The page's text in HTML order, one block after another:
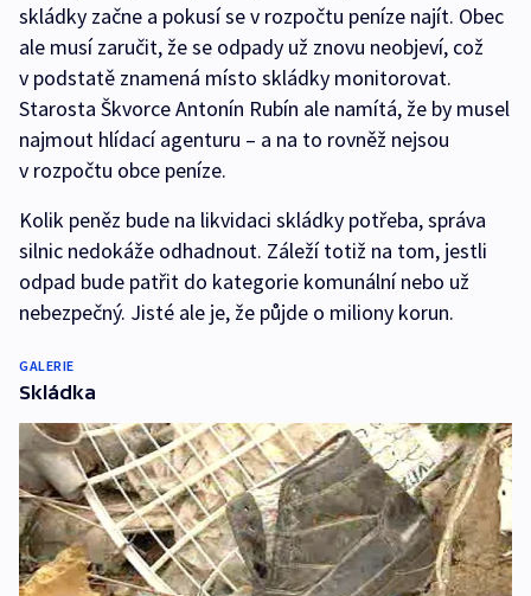
skládky začne a pokusí se v rozpočtu peníze najít. Obec
ale musí zaručit, že se odpady už znovu neobjeví, což
v podstatě znamená místo skládky monitorovat.
Starosta Škvorce Antonín Rubín ale namítá, že by musel
najmout hlídací agenturu – a na to rovněž nejsou
v rozpočtu obce peníze.
Kolik peněz bude na likvidaci skládky potřeba, správa
silnic nedokáže odhadnout. Záleží totiž na tom, jestli
odpad bude patřit do kategorie komunální nebo už
nebezpečný. Jisté ale je, že půjde o miliony korun.
GALERIE
Skládka